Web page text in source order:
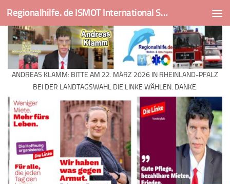
Skip to content Regionalhilfe. de ISMOT International Social And Medical Outreach Team
ANDREAS KLAMM: BITTE AM 22. MÄRZ 2026 IN RHEINLAND-PFALZ
BEI DER LANDTAGSWAHL DIE LINKE WÄHLEN. DANKE.